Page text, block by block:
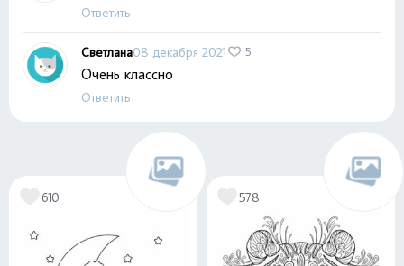
Ответить
Светлана08 декабря 2021 5
Очень классно
Ответить
610 578